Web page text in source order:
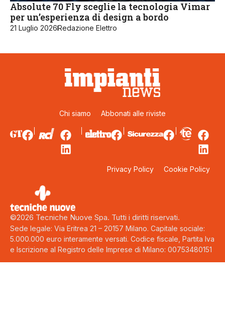
Absolute 70 Fly sceglie la tecnologia Vimar
per un’esperienza di design a bordo
21 Luglio 2026Redazione Elettro
Chi siamo Abbonati alle riviste
Privacy Policy Cookie Policy
©2026 Tecniche Nuove Spa. Tutti i diritti riservati.
Sede legale: Via Eritrea 21 – 20157 Milano. Capitale sociale:
5.000.000 euro interamente versati. Codice fiscale, Partita Iva
e Iscrizione al Registro delle Imprese di Milano: 00753480151